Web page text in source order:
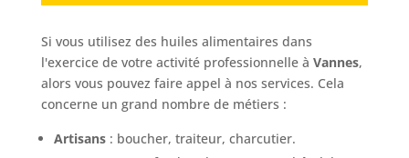
Si vous utilisez des huiles alimentaires dans
l'exercice de votre activité professionnelle à Vannes,
alors vous pouvez faire appel à nos services. Cela
concerne un grand nombre de métiers :
Artisans : boucher, traiteur, charcutier.